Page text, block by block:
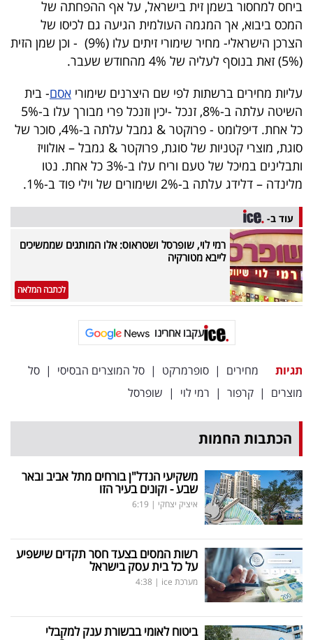
פרסמו
באייס
אחרינו:
ביחס למחסור בשמן זית בישראל, על אף ההפחתה של
המכס ביבוא, אך המגמה העולמית הגיעה גם לכיסו של
הצרכן הישראלי- מחיר שימורי זיתים עלו (9%) - וכן שמן הזית
(5%) זאת בנוסף לעליה של 4% מהחודש שעבר.
עליות מחירים ברשתות לפי שם היצרנים שימורי אסם- בית
השיטה עלתה ב-8%, זנכל -יכין וזנכל פרי מבורך עלו ב-5%
כל אחת. דיפלומט - פרוקטר & גמבל עלתה ב-4%, סוכר של
סוגת, מוצרי קטניות של סוגת, פרוקטר & גמבל – אולוויז
ותבלינים במיכל של טעם וריח עלו ב-3% כל אחת. נטו
מלינדה – דלידג עלתה ב-2% ושימורים של וילי פוד ב-1%.
עוד ב-
רמי לוי, שופרסל ושטראוס: אלו המותגים שממשיכים
לייבא מטורקיה
לכתבה המלאה
עקבו אחרינו
תגיות מחירים | סופרמרקט | סל המוצרים הבסיסי | סל
מוצרים | קרפור | רמי לוי | שופרסל
הכתבות החמות
משקיעי הנדל"ן בורחים מתל אביב ובאר
שבע - וקונים בעיר הזו
איציק יצחקי |
6:19
רשות המסים בצעד חסר תקדים שישפיע
על כל בית עסק בישראל
מערכת ice |
4:38
ביטוח לאומי בבשורת ענק למקבלי